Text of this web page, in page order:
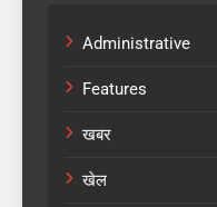
Administrative
Features
खबर
खेल